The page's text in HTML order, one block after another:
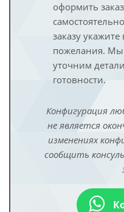
оформить
заказу
пожелания. Мы
уточним
готовности.
Конфигурация
не является
изменениях
сообщить